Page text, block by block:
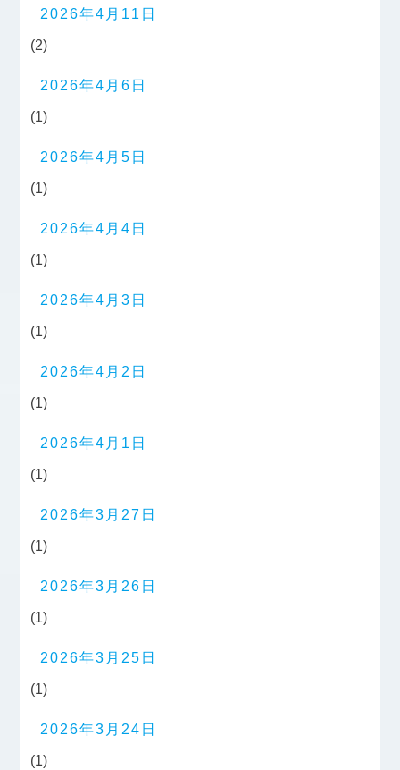
2026年4月11日
(2)
2026年4月6日
(1)
2026年4月5日
(1)
2026年4月4日
(1)
2026年4月3日
(1)
2026年4月2日
(1)
2026年4月1日
(1)
2026年3月27日
(1)
2026年3月26日
(1)
2026年3月25日
(1)
2026年3月24日
(1)